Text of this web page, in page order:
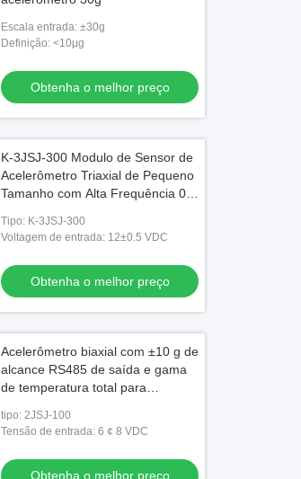
Escala entrada: ±30g
Definição: <10μg
Obtenha o melhor preço
K-3JSJ-300 Modulo de Sensor de
Acelerômetro Triaxial de Pequeno
Tamanho com Alta Frequência 0,5
Tipo: K-3JSJ-300
Voltagem de entrada: 12±0.5 VDC
Obtenha o melhor preço
Acelerômetro biaxial com ±10 g de
alcance RS485 de saída e gama
de temperatura total para
tipo: 2JSJ-100
Tensão de entrada: 6 ¢ 8 VDC
Obtenha o melhor preço